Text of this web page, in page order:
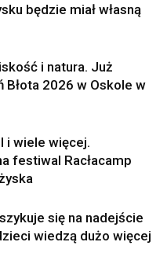
będzie miał własną
i natura. Już
Błota 2026 w Oskole w
i wiele więcej.
festiwal Racłacamp
się na nadejście
wiedzą dużo więcej